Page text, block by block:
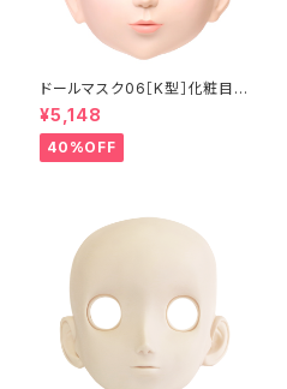
ドールマスク06［K型］化粧目穴
処理 MASK06 [DOLL K] Op
ening eye hole and make
up
¥5,148
40%OFF